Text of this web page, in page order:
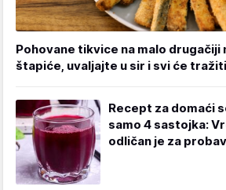
Pohovane tikvice na malo drugačiji
štapiće, uvaljajte u sir i svi će
Recept za domaći
samo 4 sastojka:
odličan je za